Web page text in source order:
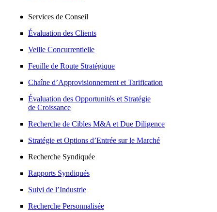
Services de Conseil
Évaluation des Clients
Veille Concurrentielle
Feuille de Route Stratégique
Chaîne d’Approvisionnement et Tarification
Évaluation des Opportunités et Stratégie
de Croissance
Recherche de Cibles M&A et Due Diligence
Stratégie et Options d’Entrée sur le Marché
Recherche Syndiquée
Rapports Syndiqués
Suivi de l’Industrie
Recherche Personnalisée